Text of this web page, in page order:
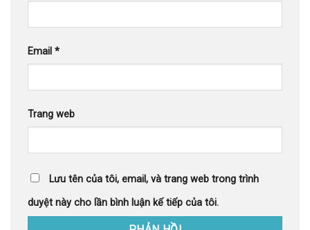
Email *
Trang web
Lưu tên của tôi, email, và trang web trong trình
duyệt này cho lần bình luận kế tiếp của tôi.